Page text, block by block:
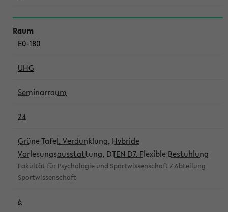
E0-180
UHG
Seminarraum
24
Grüne Tafel, Verdunklung, Hybride
Vorlesungsausstattung, DTEN D7, Flexible Bestuhlung
Fakultät für Psychologie und Sportwissenschaft / Abteilung
Sportwissenschaft
6